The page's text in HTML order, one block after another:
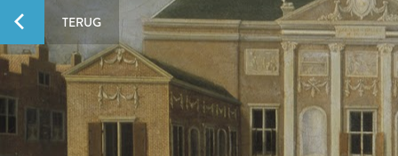
TERUG